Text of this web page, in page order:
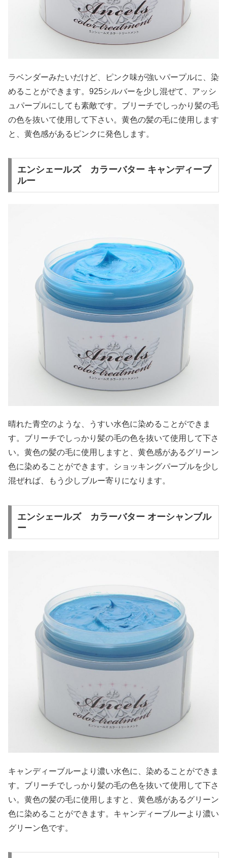
ラベンダーみたいだけど、ピンク味が強いパープルに、染
めることができます。925シルバーを少し混ぜて、アッシ
ュパープルにしても素敵です。ブリーチでしっかり髪の毛
の色を抜いて使用して下さい。黄色の髪の毛に使用します
と、黄色感があるピンクに発色します。
エンシェールズ カラーバター キャンディーブ
ルー
晴れた青空のような、うすい水色に染めることができま
す。ブリーチでしっかり髪の毛の色を抜いて使用して下さ
い。黄色の髪の毛に使用しますと、黄色感があるグリーン
色に染めることができます。ショッキングパープルを少し
混ぜれば、もう少しブルー寄りになります。
エンシェールズ カラーバター オーシャンブル
ー
キャンディーブルーより濃い水色に、染めることができま
す。ブリーチでしっかり髪の毛の色を抜いて使用して下さ
い。黄色の髪の毛に使用しますと、黄色感があるグリーン
色に染めることができます。キャンディーブルーより濃い
グリーン色です。